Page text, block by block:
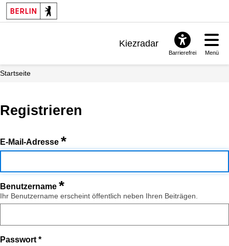
Kiezradar
Barrierefrei Menü
Startseite
Registrieren
E-Mail-Adresse *
Benutzername *
Ihr Benutzername erscheint öffentlich neben Ihren Beiträgen.
Passwort *